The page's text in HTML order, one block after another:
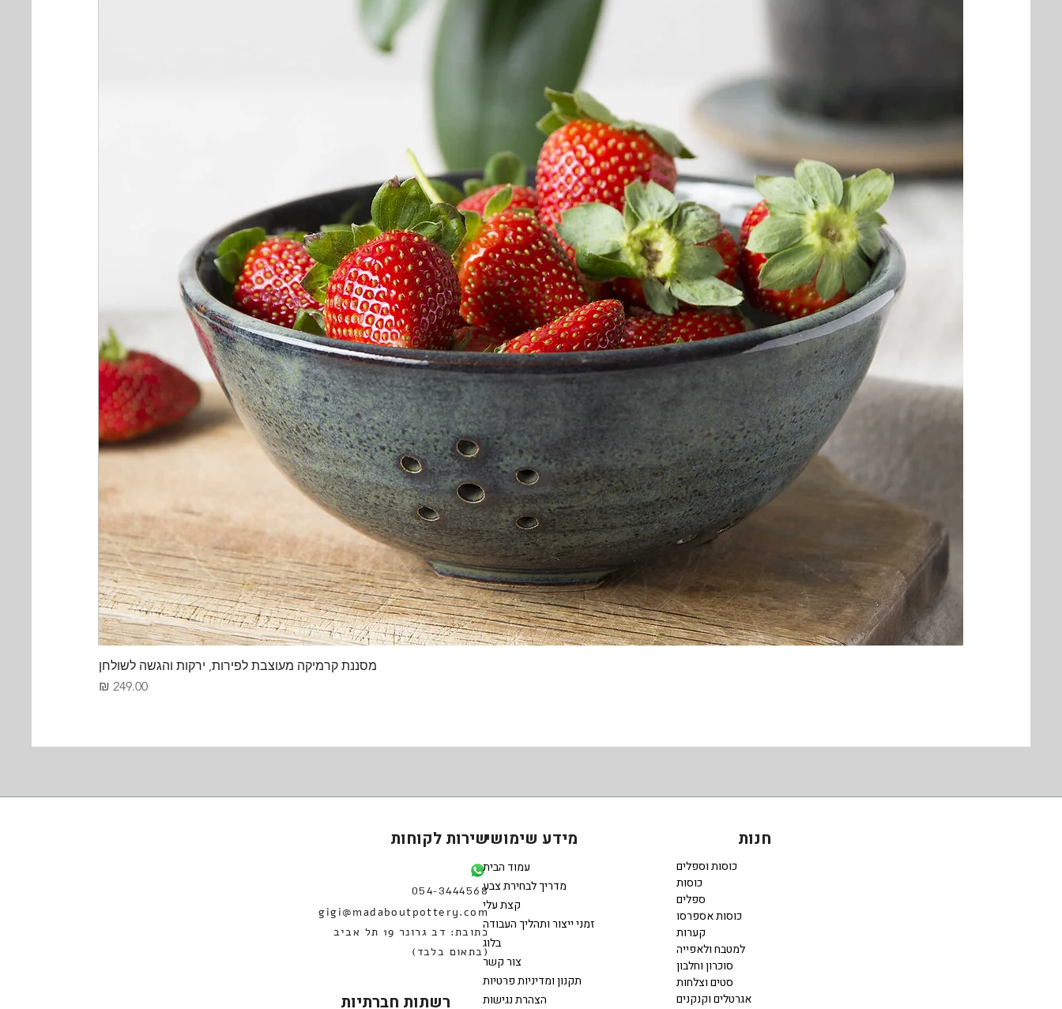
מסננת קרמיקה מעוצבת לפירות, ירקות והגשה לשולחן
מחיר
שירות לקוחות
054-3444568
gigi@madaboutpottery.com
כתובת: דב גרונר 19 תל אביב
(בתאום בלבד)
רשתות חברתיות
מידע שימושי
עמוד הבית
מדריך לבחירת צבע
קצת עלי
זמני ייצור ותהליך העבודה
בלוג
צור קשר
תקנון ומדיניות פרטיות
הצהרת נגישות
חנות
כוסות וספלים
כוסות
ספלים
כוסות אספרסו
קערות
למטבח ולאפייה
סוכרון וחלבון
סטים וצלחות
אגרטלים וקנקנים